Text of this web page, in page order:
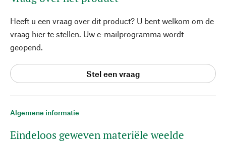
Algemene informatie
Eindeloos geweven materiële weelde
Heeft u een vraag over dit product? U bent welkom om de
vraag hier te stellen. Uw e-mailprogramma wordt
geopend.
Stel een vraag